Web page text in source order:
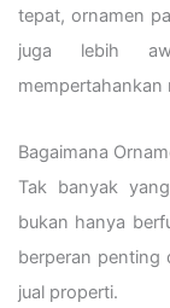
tepat, ornamen
juga lebih
mempertahankan
Bagaimana
Tak banyak
bukan hanya
berperan penting
jual properti.